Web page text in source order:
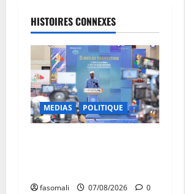
HISTOIRES CONNEXES
MEDIAS POLITIQUE
fasomali 07/08/2026 0